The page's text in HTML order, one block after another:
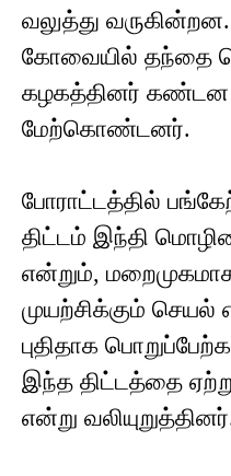
வலுத்து
கோவையில் தந்தை
கழகத்தினர் கண்டன
மேற்கொண்டனர்.
போராட்டத்தில்
திட்டம் இந்தி
என்றும்,
முயற்சிக்கும் செயல்
புதிதாக
இந்த திட்டத்தை
என்று